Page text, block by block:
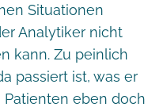
Situationen
Analytiker nicht
kann. Zu peinlich
passiert ist, was er
eben doch